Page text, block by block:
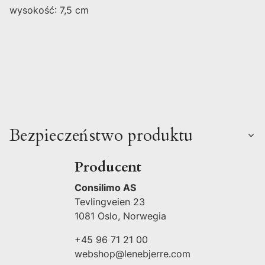
wysokość: 7,5 cm
Bezpieczeństwo produktu
Producent
Consilimo AS
Tevlingveien 23
1081 Oslo, Norwegia
+45 96 71 21 00
webshop@lenebjerre.com